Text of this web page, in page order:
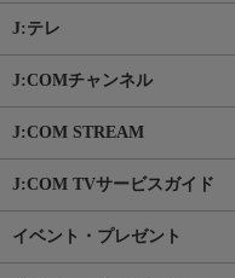
J:テレ
J:COMチャンネル
J:COM STREAM
J:COM TVサービスガイド
イベント・プレゼント